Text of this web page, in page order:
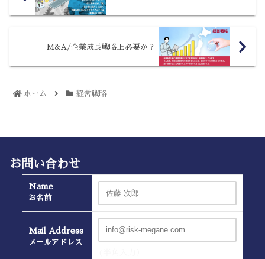
M&A/企業成長戦略上必要か？
ホーム 経営戦略
お問い合わせ
Name
お名前
Mail Address
メールアドレス